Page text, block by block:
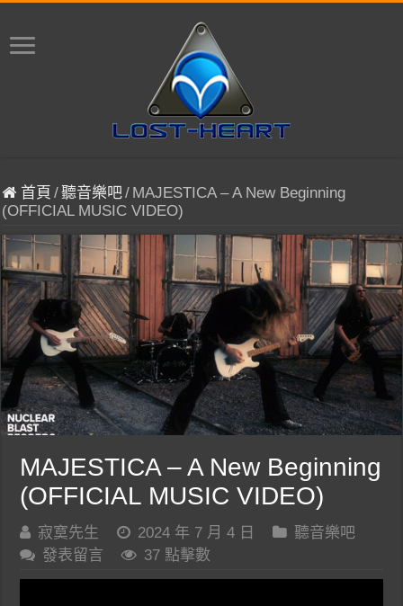
首頁 /聽音樂吧/ MAJESTICA – A New Beginning
(OFFICIAL MUSIC VIDEO)
MAJESTICA – A New Beginning
(OFFICIAL MUSIC VIDEO)
寂寞先生 2024 年 7 月 4 日
聽音樂吧
發表留言
37 點擊數